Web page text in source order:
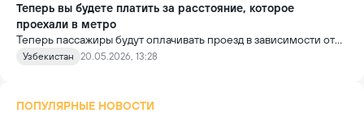
Теперь вы будете платить за расстояние, которое
проехали в метро
Теперь пассажиры будут оплачивать проезд в зависимости от
пройденного расстояния. В Ташкентском метрополитене
Узбекистан 20.05.2026, 13:28
ПОПУЛЯРНЫЕ НОВОСТИ